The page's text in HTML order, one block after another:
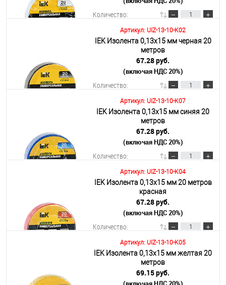
Количество:
В корзину
Подробнее
Артикул: UIZ-13-10-K02
IEK Изолента 0,13х15 мм черная 20
метров
67.28 руб.
(включая НДС 20%)
Количество:
В корзину
Подробнее
Артикул: UIZ-13-10-K07
IEK Изолента 0,13х15 мм синяя 20
метров
67.28 руб.
(включая НДС 20%)
Количество:
В корзину
Подробнее
Артикул: UIZ-13-10-K04
IEK Изолента 0,13х15 мм 20 метров
красная
67.28 руб.
(включая НДС 20%)
Количество:
В корзину
Подробнее
Артикул: UIZ-13-10-K05
IEK Изолента 0,13х15 мм желтая 20
метров
69.15 руб.